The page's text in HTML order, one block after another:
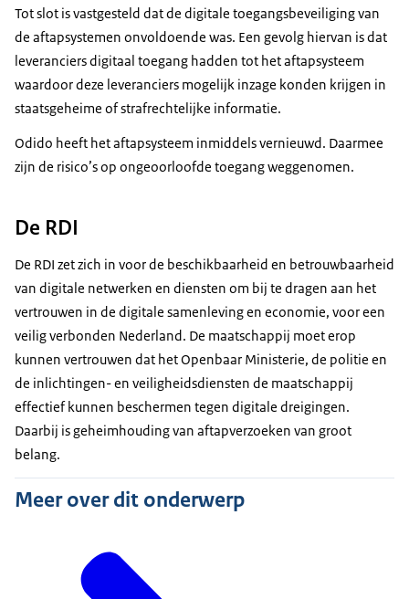
Tot slot is vastgesteld dat de digitale toegangsbeveiliging van
de aftapsystemen onvoldoende was. Een gevolg hiervan is dat
leveranciers digitaal toegang hadden tot het aftapsysteem
waardoor deze leveranciers mogelijk inzage konden krijgen in
staatsgeheime of strafrechtelijke informatie.
Odido heeft het aftapsysteem inmiddels vernieuwd. Daarmee
zijn de risico’s op ongeoorloofde toegang weggenomen.
De RDI
De RDI zet zich in voor de beschikbaarheid en betrouwbaarheid
van digitale netwerken en diensten om bij te dragen aan het
vertrouwen in de digitale samenleving en economie, voor een
veilig verbonden Nederland. De maatschappij moet erop
kunnen vertrouwen dat het Openbaar Ministerie, de politie en
de inlichtingen- en veiligheidsdiensten de maatschappij
effectief kunnen beschermen tegen digitale dreigingen.
Daarbij is geheimhouding van aftapverzoeken van groot
belang.
Meer over dit onderwerp